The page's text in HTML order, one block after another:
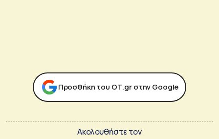
Προσθήκη του ΟΤ.gr στην Google
Ακολουθήστε τον